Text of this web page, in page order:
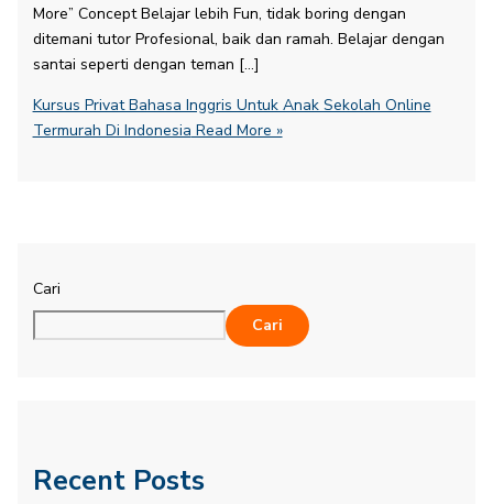
More” Concept Belajar lebih Fun, tidak boring dengan
ditemani tutor Profesional, baik dan ramah. Belajar dengan
santai seperti dengan teman […]
Kursus Privat Bahasa Inggris Untuk Anak Sekolah Online
Termurah Di Indonesia Read More »
Cari
Cari
Recent Posts